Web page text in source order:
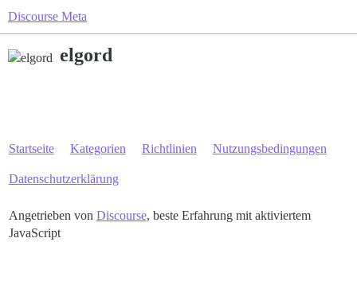
Discourse Meta
elgord
Startseite Kategorien Richtlinien Nutzungsbedingungen
Datenschutzerklärung
Angetrieben von Discourse, beste Erfahrung mit aktiviertem
JavaScript